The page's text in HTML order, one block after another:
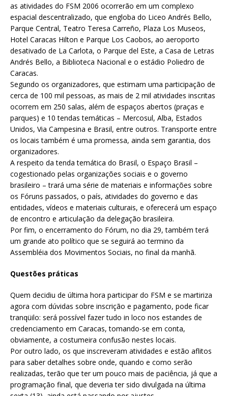
as atividades do FSM 2006 ocorrerão em um complexo
espacial descentralizado, que engloba do Liceo Andrés Bello,
Parque Central, Teatro Teresa Carreño, Plaza Los Museos,
Hotel Caracas Hilton e Parque Los Caobos, ao aeroporto
desativado de La Carlota, o Parque del Este, a Casa de Letras
Andrés Bello, a Biblioteca Nacional e o estádio Poliedro de
Caracas.
Segundo os organizadores, que estimam uma participação de
cerca de 100 mil pessoas, as mais de 2 mil atividades inscritas
ocorrem em 250 salas, além de espaços abertos (praças e
parques) e 10 tendas temáticas – Mercosul, Alba, Estados
Unidos, Via Campesina e Brasil, entre outros. Transporte entre
os locais também é uma promessa, ainda sem garantia, dos
organizadores.
A respeito da tenda temática do Brasil, o Espaço Brasil –
cogestionado pelas organizações sociais e o governo
brasileiro – trará uma série de materiais e informações sobre
os Fóruns passados, o país, atividades do governo e das
entidades, vídeos e materiais culturais, e oferecerá um espaço
de encontro e articulação da delegação brasileira.
Por fim, o encerramento do Fórum, no dia 29, também terá
um grande ato político que se seguirá ao termino da
Assembléia dos Movimentos Sociais, no final da manhã.
Questões práticas
Quem decidiu de última hora participar do FSM e se martiriza
agora com dúvidas sobre inscrição e pagamento, pode ficar
tranqüilo: será possível fazer tudo in loco nos estandes de
credenciamento em Caracas, tomando-se em conta,
obviamente, a costumeira confusão nestes locais.
Por outro lado, os que inscreveram atividades e estão aflitos
para saber detalhes sobre onde, quando e como serão
realizadas, terão que ter um pouco mais de paciência, já que a
programação final, que deveria ter sido divulgada na última